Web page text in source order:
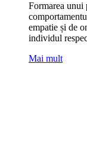
Formarea unui
empatie și de
individul
Mai mult